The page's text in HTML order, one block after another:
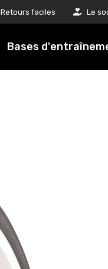
Retours faciles Le soutien
Bases